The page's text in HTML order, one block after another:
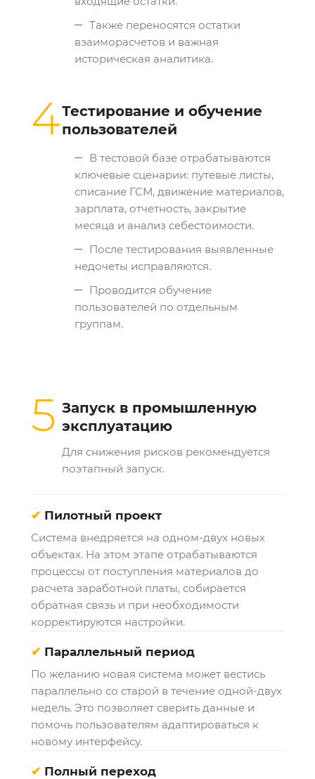
Также переносятся остатки
взаиморасчетов и важная
историческая аналитика.
4Тестирование и обучение
пользователей
В тестовой базе отрабатываются
ключевые сценарии: путевые листы,
списание ГСМ, движение материалов,
зарплата, отчетность, закрытие
месяца и анализ себестоимости.
После тестирования выявленные
недочеты исправляются.
Проводится обучение
пользователей по отдельным
группам.
5 Запуск в промышленную
эксплуатацию
Для снижения рисков рекомендуется
поэтапный запуск.
✔ Пилотный проект
Система внедряется на одном-двух новых
объектах. На этом этапе отрабатываются
процессы от поступления материалов до
расчета заработной платы, собирается
обратная связь и при необходимости
корректируются настройки.
✔ Параллельный период
По желанию новая система может вестись
параллельно со старой в течение одной-двух
недель. Это позволяет сверить данные и
помочь пользователям адаптироваться к
новому интерфейсу.
✔ Полный переход